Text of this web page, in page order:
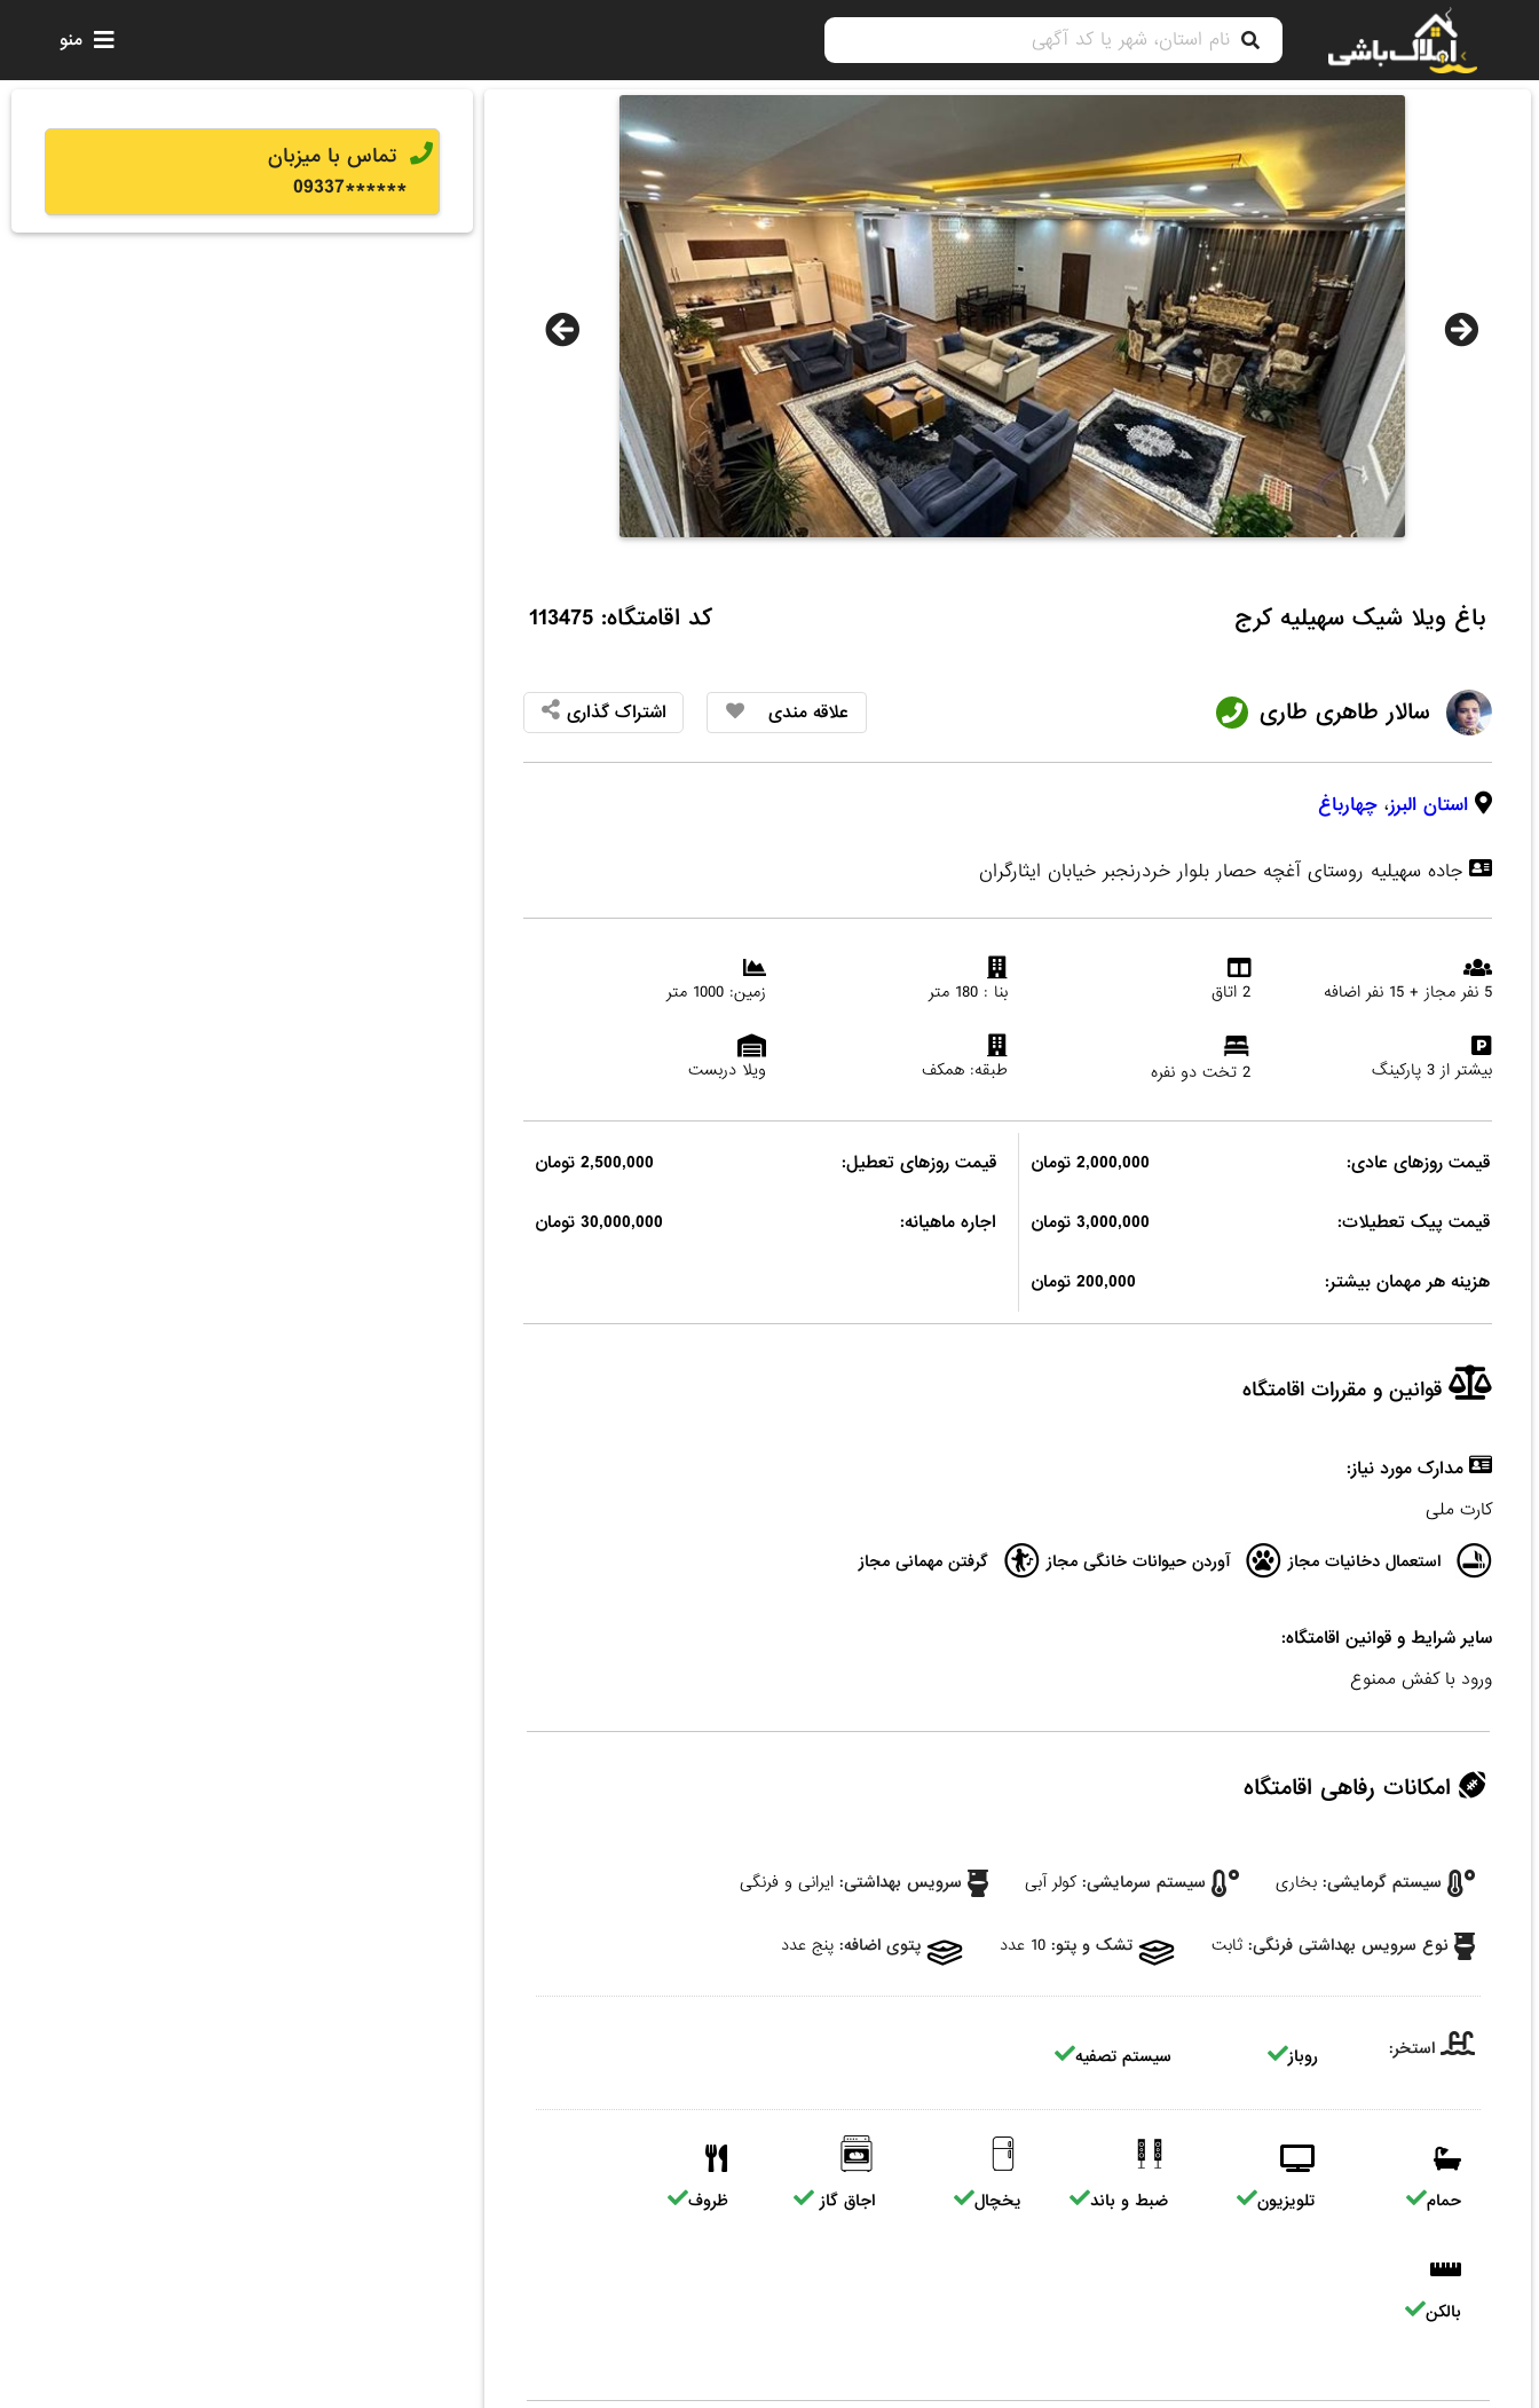
منو
باغ ویلا شیک سهیلیه کرج کد اقامتگاه: 113475
سالار طاهری طاری علاقه مندی اشتراک گذاری
استان البرز، چهارباغ
جاده سهیلیه روستای آغچه حصار بلوار خردرنجبر خیابان ایثارگران
5 نفر مجاز + 15 نفر اضافه 2 اتاق بنا : 180 متر زمین: 1000 متر
بیشتر از 3 پارکینگ 2 تخت دو نفره طبقه: همکف ویلا دربست
قیمت روزهای عادی: 2,000,000 تومان قیمت روزهای تعطیل: 2,500,000 تومان
قیمت پیک تعطیلات: 3,000,000 تومان اجاره ماهیانه: 30,000,000 تومان
هزینه هر مهمان بیشتر: 200,000 تومان
قوانین و مقررات اقامتگاه
مدارک مورد نیاز:
کارت ملی
استعمال دخانیات مجاز آوردن حیوانات خانگی مجاز گرفتن مهمانی مجاز
سایر شرایط و قوانین اقامتگاه:
ورود با کفش ممنوع
امکانات رفاهی اقامتگاه
سیستم گرمایشی: بخاری سیستم سرمایشی: کولر آبی سرویس بهداشتی: ایرانی و فرنگی
نوع سرویس بهداشتی فرنگی: ثابت تشک و پتو: 10 عدد پتوی اضافه: پنج عدد
استخر: روباز سیستم تصفیه
حمام تلویزیون ضبط و باند یخچال اجاق گاز ظروف
بالکن
تماس با میزبان
******
09337